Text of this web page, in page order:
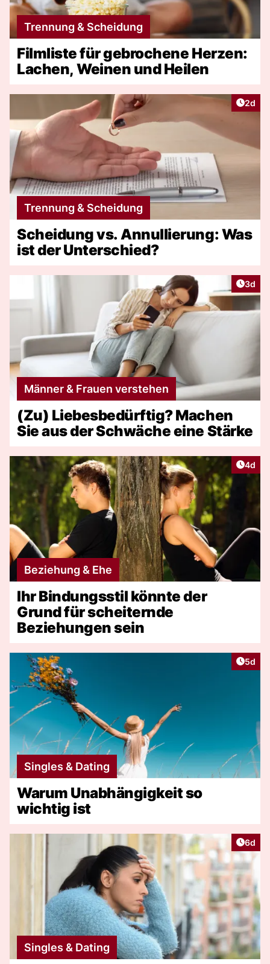
Trennung & Scheidung
Filmliste für gebrochene Herzen:
Lachen, Weinen und Heilen
2d
Trennung & Scheidung
Scheidung vs. Annullierung: Was
ist der Unterschied?
3d
Männer & Frauen verstehen
(Zu) Liebesbedürftig? Machen
Sie aus der Schwäche eine Stärke
4d
Beziehung & Ehe
Ihr Bindungsstil könnte der
Grund für scheiternde
Beziehungen sein
5d
Singles & Dating
Warum Unabhängigkeit so
wichtig ist
6d
Singles & Dating